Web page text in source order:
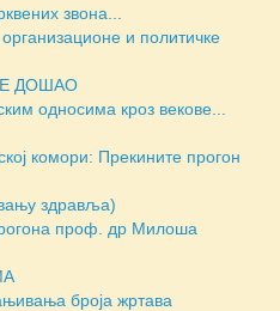
звона...
и политичке
ДОШАО
односима кроз векове...
комори: Прекините прогон
здравља)
проф. др Милоша
броја жртава